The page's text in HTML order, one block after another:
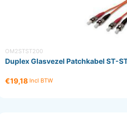
OM2STST200
Duplex Glasvezel Patchkabel ST-
€19,18 Incl BTW